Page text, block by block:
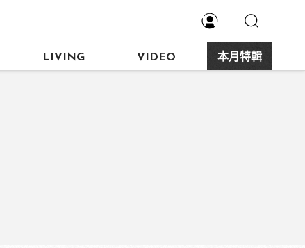
LIVING VIDEO 本月特輯